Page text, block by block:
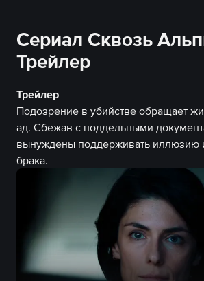
Сериал Сквозь
Трейлер
Трейлер
Подозрение в убийстве обращает
ад. Сбежав с поддельными
вынуждены поддерживать иллюзию
брака.